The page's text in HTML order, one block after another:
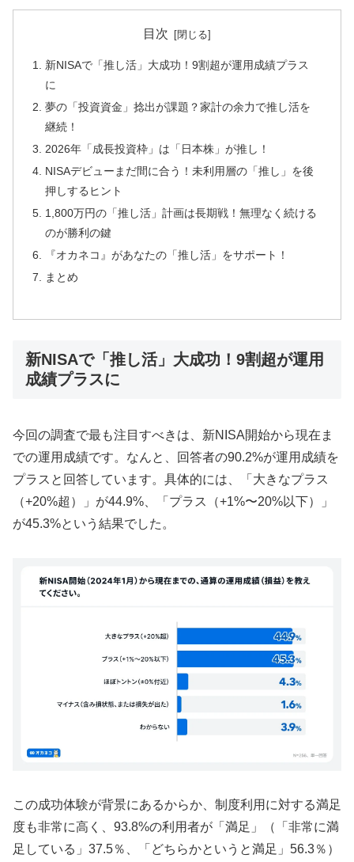
目次
新NISAで「推し活」大成功！9割超が運用成績プラス
に
夢の「投資資金」捻出が課題？家計の余力で推し活を
継続！
2026年「成長投資枠」は「日本株」が推し！
NISAデビューまだ間に合う！未利用層の「推し」を後
押しするヒント
1,800万円の「推し活」計画は長期戦！無理なく続ける
のが勝利の鍵
『オカネコ』があなたの「推し活」をサポート！
まとめ
新NISAで「推し活」大成功！9割超が運用
成績プラスに
今回の調査で最も注目すべきは、新NISA開始から現在ま
での運用成績です。なんと、回答者の90.2%が運用成績を
プラスと回答しています。具体的には、「大きなプラス
（+20%超）」が44.9%、「プラス（+1%〜20%以下）」
が45.3%という結果でした。
この成功体験が背景にあるからか、制度利用に対する満足
度も非常に高く、93.8%の利用者が「満足」（「非常に満
足している」37.5％、「どちらかというと満足」56.3％）